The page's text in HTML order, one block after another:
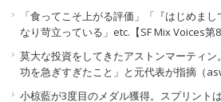
「食ってこそ上がる評価」「『はじめま
なり苛立っている」etc.【SF Mix Voices第
莫大な投資をしてきたアストンマーティ
功を急ぎすぎたこと」と元代表が指摘（
小椋藍が3度目のメダル獲得。スプリント